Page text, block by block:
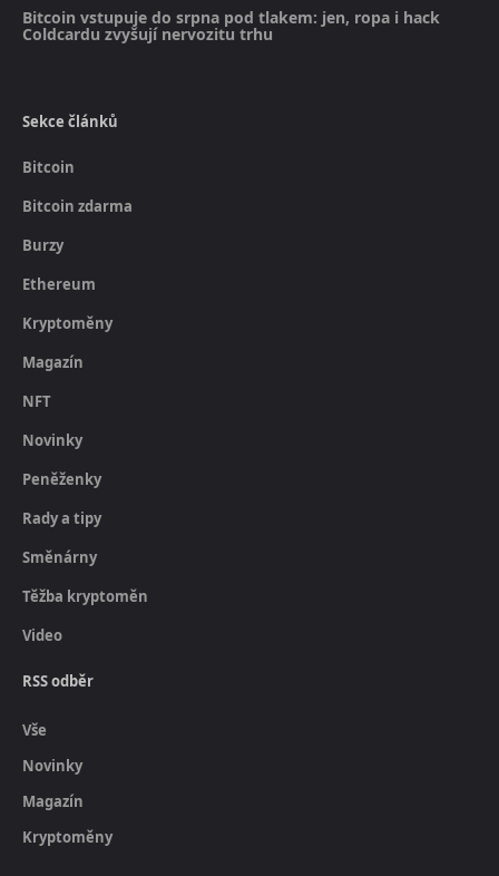
Bitcoin vstupuje do srpna pod tlakem: jen, ropa i hack
Coldcardu zvyšují nervozitu trhu
Sekce článků
Bitcoin
Bitcoin zdarma
Burzy
Ethereum
Kryptoměny
Magazín
NFT
Novinky
Peněženky
Rady a tipy
Směnárny
Těžba kryptoměn
Video
RSS odběr
Vše
Novinky
Magazín
Kryptoměny